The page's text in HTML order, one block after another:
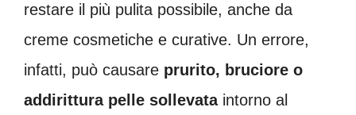
restare il più pulita possibile, anche da
creme cosmetiche e curative. Un errore,
infatti, può causare prurito, bruciore o
addirittura pelle sollevataintorno al